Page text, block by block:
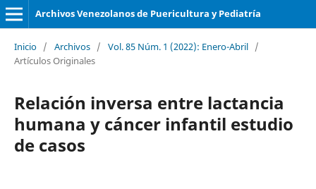
Archivos Venezolanos de Puericultura y Pediatría
Inicio / Archivos / Vol. 85 Núm. 1 (2022): Enero-Abril /
Artículos Originales
Relación inversa entre lactancia
humana y cáncer infantil estudio
de casos